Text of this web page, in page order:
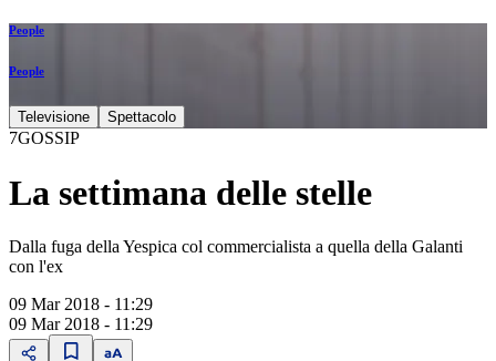
People
People
Televisione Spettacolo
7GOSSIP
La settimana delle stelle
Dalla fuga della Yespica col commercialista a quella della Galanti
con l'ex
09 Mar 2018 - 11:29
09 Mar 2018 - 11:29